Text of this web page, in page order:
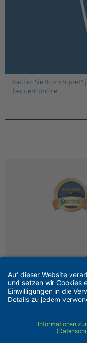
Kaufen Sie Bronchipret®
bequem online.